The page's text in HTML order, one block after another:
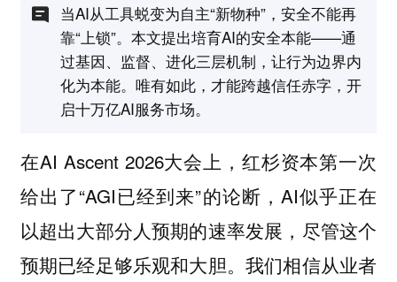
当AI从工具蜕变为自主“新物种”，安全不能再
靠“上锁”。本文提出培育AI的安全本能——通
过基因、监督、进化三层机制，让行为边界内
化为本能。唯有如此，才能跨越信任赤字，开
启十万亿AI服务市场。
在AI Ascent 2026大会上，红杉资本第一次
给出了“AGI已经到来”的论断，AI似乎正在
以超出大部分人预期的速率发展，尽管这个
预期已经足够乐观和大胆。我们相信从业者